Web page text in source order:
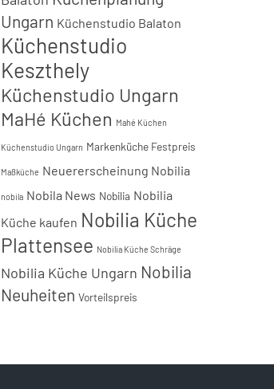
Ungarn Küchenstudio Balaton
Küchenstudio
Keszthely
Küchenstudio Ungarn
MaHé Küchen Mahé Küchen
Küchenstudio Ungarn Markenküche Festpreis
Maßküche Neuererscheinung Nobilia
nobila Nobila News Nobilia Nobilia
Küche kaufen Nobilia Küche
Plattensee Nobilia Küche Schräge
Nobilia Küche Ungarn Nobilia
Neuheiten Vorteilspreis